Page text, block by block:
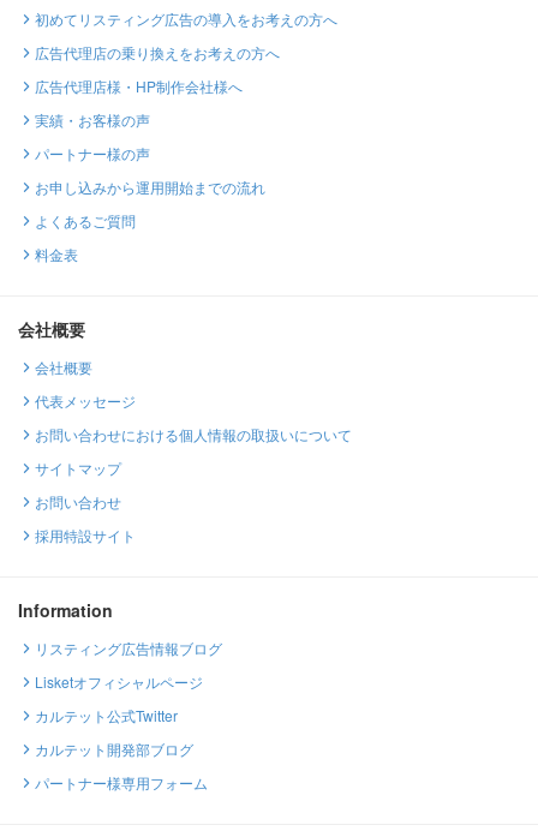
初めてリスティング広告の導入をお考えの方へ
広告代理店の乗り換えをお考えの方へ
広告代理店様・HP制作会社様へ
実績・お客様の声
パートナー様の声
お申し込みから運用開始までの流れ
よくあるご質問
料金表
会社概要
会社概要
代表メッセージ
お問い合わせにおける個人情報の取扱いについて
サイトマップ
お問い合わせ
採用特設サイト
Information
リスティング広告情報ブログ
Lisketオフィシャルページ
カルテット公式Twitter
カルテット開発部ブログ
パートナー様専用フォーム